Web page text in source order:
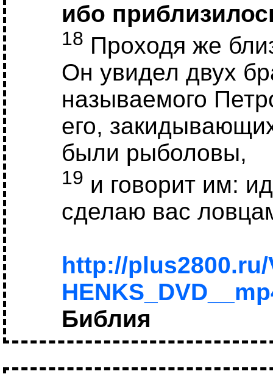
ибо
18 Проходя же
Он увидел двух
называемого
его,
были рыболовы,
19 и говорит им:
сделаю вас
http://plus2800.ru/
Библия